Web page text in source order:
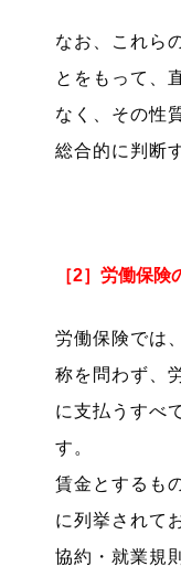
なお、これら
とをもって、
なく、その性
総合的に判断
［2］労働保険
労働保険では
称を問わず、
に支払うすべ
す。
賃金とするも
に列挙されて
協約・就業規